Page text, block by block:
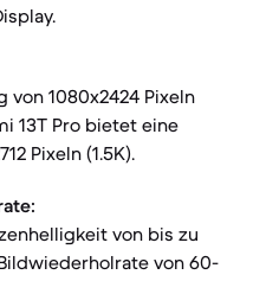
von 1080x2424 Pixeln
13T Pro bietet eine
Pixeln (1.5K).
von bis zu
von 60-